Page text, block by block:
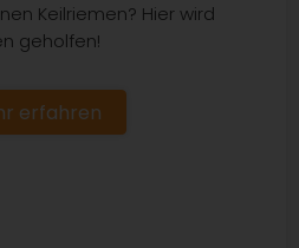
Keilriemen? Hier wird
geholfen!
erfahren